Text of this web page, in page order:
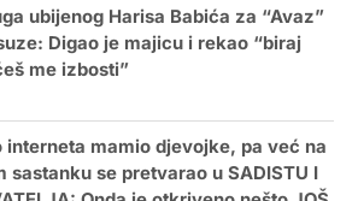
ubijenog Harisa Babića za “Avaz”
Digao je majicu i rekao “biraj
me izbosti”
interneta mamio djevojke, pa već na
sastanku se pretvarao u SADISTU I